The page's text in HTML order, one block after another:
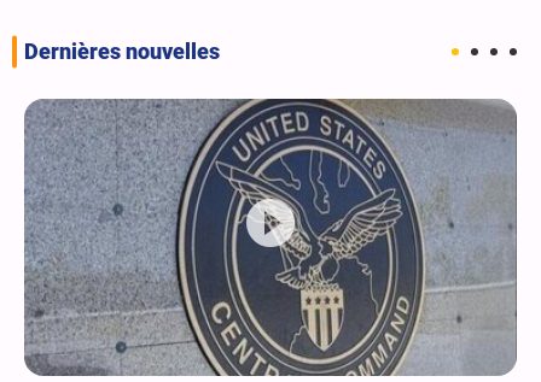
Dernières nouvelles